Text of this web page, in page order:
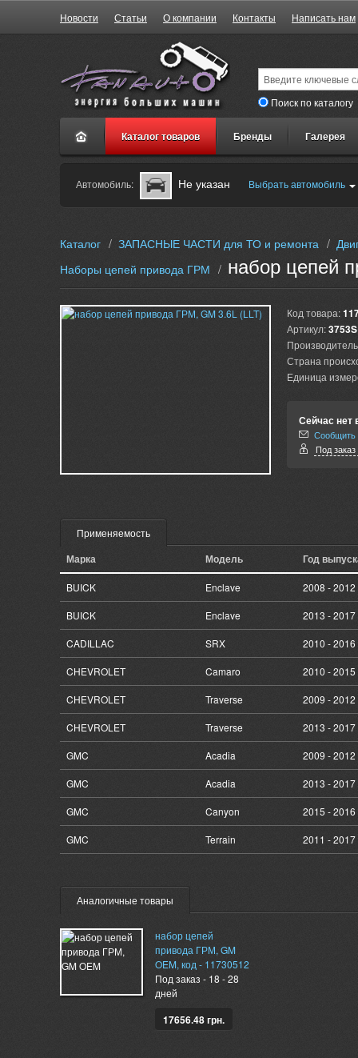
Новости Статьи О компании Контакты Написать нам
Поиск по каталогу
Каталог товаров Бренды Галерея
Автомобиль: Не указан Выбрать автомобиль
Каталог / ЗАПАСНЫЕ ЧАСТИ для ТО и ремонта /
Наборы цепей привода ГРМ / набор цепей
Код товара:
Артикул:3753S
Страна
Единица
Сейчас нет
Сообщить
Под
Применяемость
Марка Модель Год
BUICK Enclave 2008 - 2012
BUICK Enclave 2013 - 2017
CADILLAC SRX 2010 - 2016
CHEVROLET Camaro 2010 - 2015
CHEVROLET Traverse 2009 - 2012
CHEVROLET Traverse 2013 - 2017
GMC Acadia 2009 - 2012
GMC Acadia 2013 - 2017
GMC Canyon 2015 - 2016
GMC Terrain 2011 - 2017
Аналогичные товары
набор цепей
привода ГРМ, GM
OEM, код - 11730512
Под заказ - 18 - 28
дней
17656.48 грн.